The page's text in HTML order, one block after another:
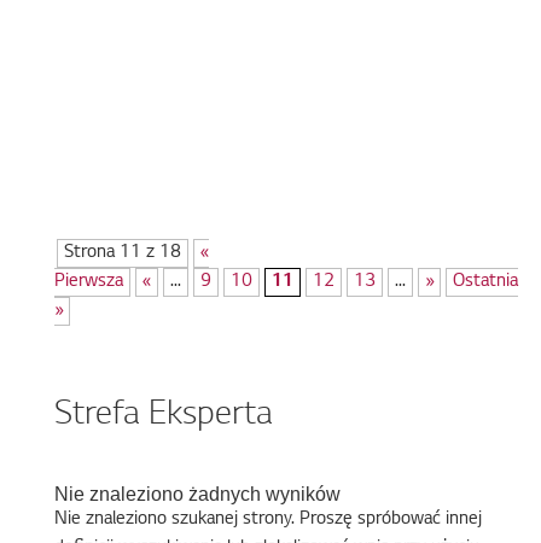
Strona 11 z 18
«
Pierwsza
« ... 9 10 11 12 13 ... »
Ostatnia
»
Strefa Eksperta
Nie znaleziono żadnych wyników
Nie znaleziono szukanej strony. Proszę spróbować innej